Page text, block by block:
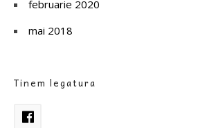
februarie 2020
mai 2018
Tinem legatura